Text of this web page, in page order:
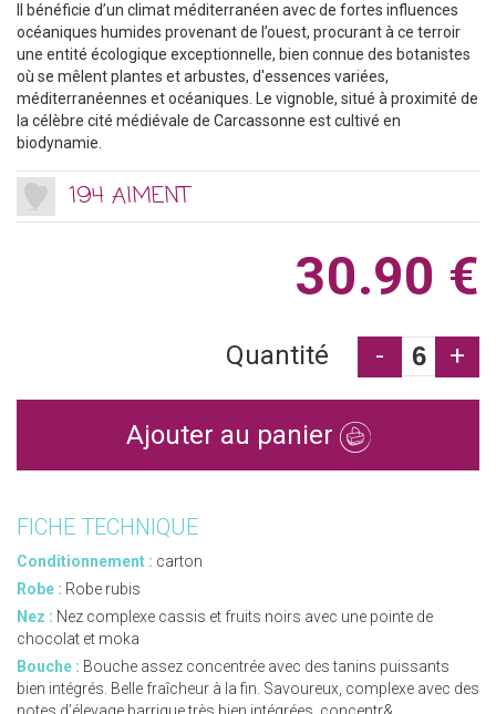
Il bénéficie d’un climat méditerranéen avec de fortes influences
océaniques humides provenant de l’ouest, procurant à ce terroir
une entité écologique exceptionnelle, bien connue des botanistes
où se mêlent plantes et arbustes, d'essences variées,
méditerranéennes et océaniques. Le vignoble, situé à proximité de
la célèbre cité médiévale de Carcassonne est cultivé en
biodynamie.
194 AIMENT
30.90 €
Quantité - +
Ajouter au panier
FICHE TECHNIQUE
Conditionnement : carton
Robe : Robe rubis
Nez : Nez complexe cassis et fruits noirs avec une pointe de
chocolat et moka
Bouche : Bouche assez concentrée avec des tanins puissants
bien intégrés. Belle fraîcheur à la fin. Savoureux, complexe avec des